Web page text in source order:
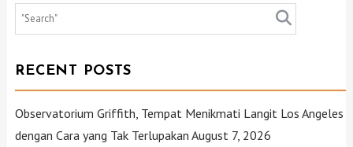
RECENT POSTS
Observatorium Griffith, Tempat Menikmati Langit Los Angeles
dengan Cara yang Tak Terlupakan August 7, 2026